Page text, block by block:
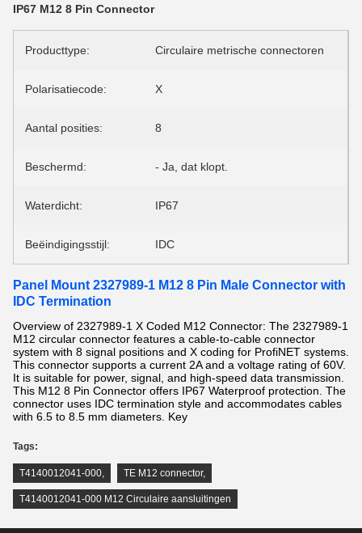
IP67 M12 8 Pin Connector
Producttype: Circulaire metrische connectoren
Polarisatiecode: X
Aantal posities: 8
Beschermd: - Ja, dat klopt.
Waterdicht: IP67
Beëindigingsstijl: IDC
Panel Mount 2327989-1 M12 8 Pin Male Connector with
IDC Termination
Overview of 2327989-1 X Coded M12 Connector: The 2327989-1
M12 circular connector features a cable-to-cable connector
system with 8 signal positions and X coding for ProfiNET systems.
This connector supports a current 2A and a voltage rating of 60V.
It is suitable for power, signal, and high-speed data transmission.
This M12 8 Pin Connector offers IP67 Waterproof protection. The
connector uses IDC termination style and accommodates cables
with 6.5 to 8.5 mm diameters. Key
Tags:
T4140012041-000, TE M12 connector,
T4140012041-000 M12 Circulaire aansluitingen